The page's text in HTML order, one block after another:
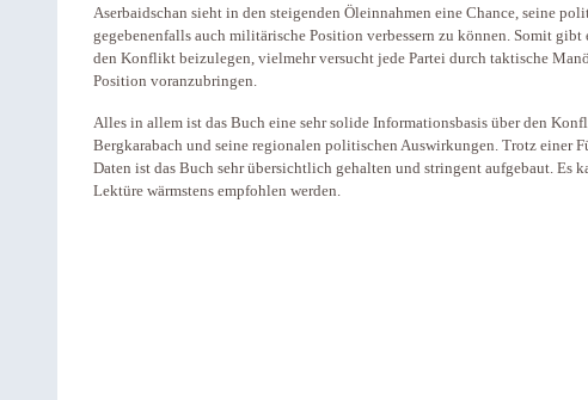
Aserbaidschan sieht in den steigenden Öleinnahmen eine Chance, seine
gegebenenfalls auch militärische Position verbessern zu können. Somit gibt
den Konflikt beizulegen, vielmehr versucht jede Partei durch taktische
Position voranzubringen.
Alles in allem ist das Buch eine sehr solide Informationsbasis über den
Bergkarabach und seine regionalen politischen Auswirkungen. Trotz einer
Daten ist das Buch sehr übersichtlich gehalten und stringent aufgebaut. Es
Lektüre wärmstens empfohlen werden.